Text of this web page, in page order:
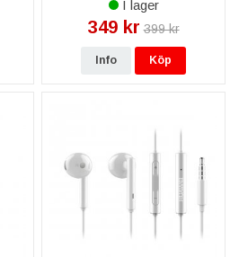
I lager
349 kr 399 kr
Info Köp